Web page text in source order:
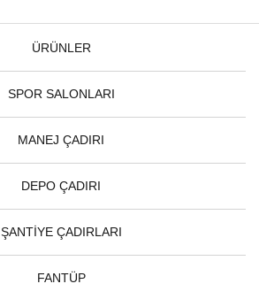
ÜRÜNLER
SPOR SALONLARI
MANEJ ÇADIRI
DEPO ÇADIRI
ŞANTİYE ÇADIRLARI
FANTÜP